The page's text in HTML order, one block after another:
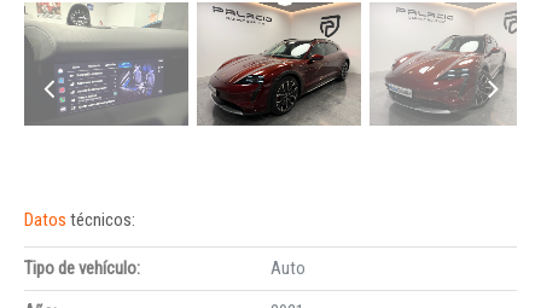
Datos técnicos:
Tipo de vehículo:
Auto